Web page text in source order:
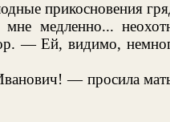
прикосновения
медленно...
— Ей, видимо,
— просила